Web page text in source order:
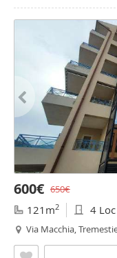
600€ 650€
121m2 4 Loc
Via Macchia,